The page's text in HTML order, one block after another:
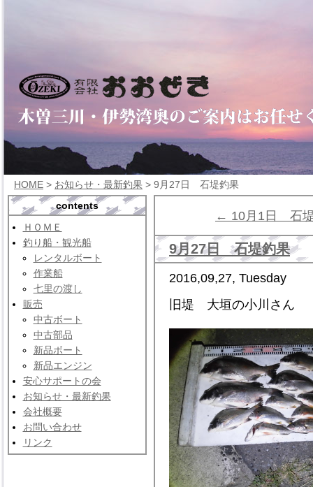
HOME > お知らせ・最新釣果 > 9月27日 石堤釣果
contents
ＨＯＭＥ
釣り船・観光船
レンタルボート
作業船
七里の渡し
販売
中古ボート
中古部品
新品ボート
新品エンジン
安心サポートの会
お知らせ・最新釣果
会社概要
お問い合わせ
リンク
← 10月1日 石
9月27日 石堤釣果
2016,09,27, Tuesday
旧堤 大垣の小川さん